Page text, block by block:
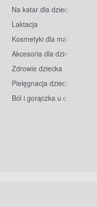
Na katar dla dzieci
Laktacja
Kosmetyki dla mam
Akcesoria dla dzieci
Zdrowie dziecka
Pielęgnacja dziecka
Ból i gorączka u dzieci